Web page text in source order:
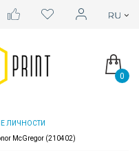
0
ЛИЧНОСТИ
McGregor (210402)